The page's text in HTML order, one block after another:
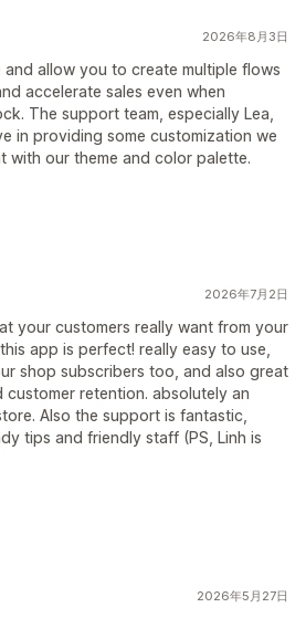
2026年8月3日
allow you to create multiple flows
accelerate sales even when
The support team, especially Lea,
in providing some customization we
with our theme and color palette.
2026年7月2日
your customers really want from your
app is perfect! really easy to use,
shop subscribers too, and also great
retention. absolutely an
Also the support is fantastic,
tips and friendly staff (PS, Linh is
2026年5月27日